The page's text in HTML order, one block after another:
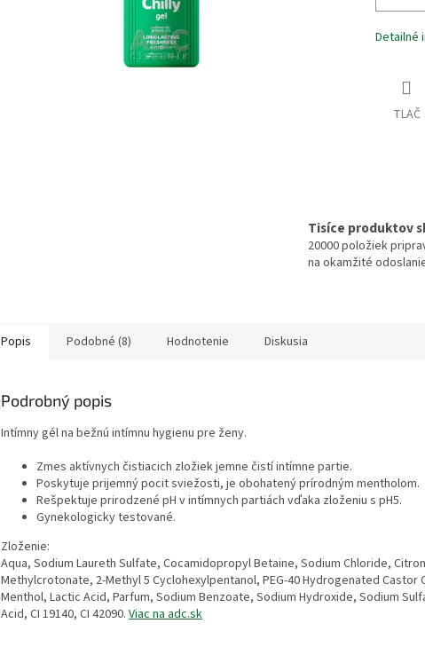
Detailné
TLAČ
Tisíce produktov
20000 položiek
na okamžité
Popis Podobné (8) Hodnotenie Diskusia
Podrobný popis
Intímny gél na bežnú intímnu hygienu pre ženy.
Zmes aktívnych čistiacich zložiek jemne čistí intímne partie.
Poskytuje prijemný pocit sviežosti, je obohatený prírodným mentholom.
Rešpektuje prirodzené pH v intímnych partiách vďaka zloženiu s pH5.
Gynekologicky testované.
Zloženie:
Aqua, Sodium Laureth Sulfate, Cocamidopropyl Betaine, Sodium Chloride,
Methylcrotonate, 2-Methyl 5 Cyclohexylpentanol, PEG-40 Hydrogenated Castor
Menthol, Lactic Acid, Parfum, Sodium Benzoate, Sodium Hydroxide, Sodium
Acid, CI 19140, CI 42090. Viac na adc.sk